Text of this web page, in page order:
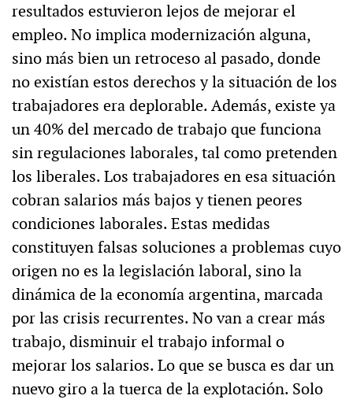
resultados estuvieron lejos de mejorar el
empleo. No implica modernización alguna,
sino más bien un retroceso al pasado, donde
no existían estos derechos y la situación de los
trabajadores era deplorable. Además, existe ya
un 40% del mercado de trabajo que funciona
sin regulaciones laborales, tal como pretenden
los liberales. Los trabajadores en esa situación
cobran salarios más bajos y tienen peores
condiciones laborales. Estas medidas
constituyen falsas soluciones a problemas cuyo
origen no es la legislación laboral, sino la
dinámica de la economía argentina, marcada
por las crisis recurrentes. No van a crear más
trabajo, disminuir el trabajo informal o
mejorar los salarios. Lo que se busca es dar un
nuevo giro a la tuerca de la explotación. Solo